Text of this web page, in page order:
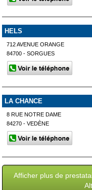
HELS
712 AVENUE ORANGE
84700 - SORGUES
LA CHANCE
8 RUE NOTRE DAME
84270 - VEDÈNE
Afficher plus de